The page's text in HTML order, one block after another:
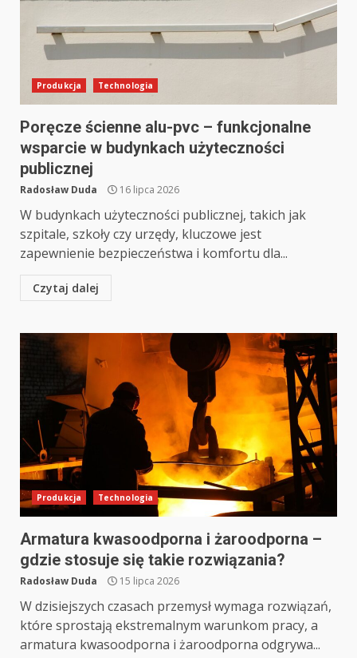
Produkcja Technologia
Poręcze ścienne alu-pvc – funkcjonalne
wsparcie w budynkach użyteczności
publicznej
Radosław Duda 16 lipca 2026
W budynkach użyteczności publicznej, takich jak
szpitale, szkoły czy urzędy, kluczowe jest
zapewnienie bezpieczeństwa i komfortu dla...
Czytaj dalej
Produkcja Technologia
Armatura kwasoodporna i żaroodporna –
gdzie stosuje się takie rozwiązania?
Radosław Duda 15 lipca 2026
W dzisiejszych czasach przemysł wymaga rozwiązań,
które sprostają ekstremalnym warunkom pracy, a
armatura kwasoodporna i żaroodporna odgrywa...